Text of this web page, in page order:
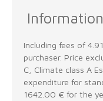
Including fees of
purchaser. Price
C, Climate class A
expenditure for
1642.00 € for the